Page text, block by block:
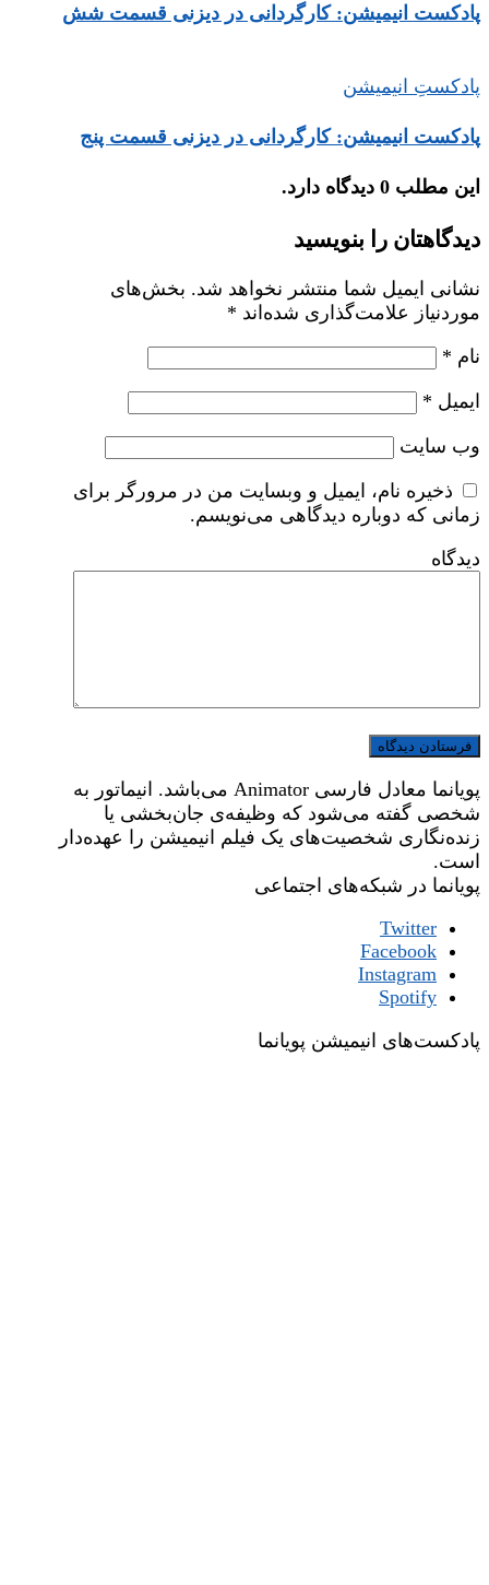
پادکست انیمیشن: کارگردانی در دیزنی قسمت شش
پادکستِ انیمیشن
پادکست انیمیشن: کارگردانی در دیزنی قسمت پنج
این مطلب 0 دیدگاه دارد.
دیدگاهتان را بنویسید
نشانی ایمیل شما منتشر نخواهد شد. بخش‌های
موردنیاز علامت‌گذاری شده‌اند *
نام *
ایمیل *
وب‌ سایت
ذخیره نام، ایمیل و وبسایت من در مرورگر برای
زمانی که دوباره دیدگاهی می‌نویسم.
دیدگاه
پویانما معادل فارسی Animator می‌باشد. انیماتور به
شخصی گفته می‌شود که وظیفه‌ی جان‌بخشی یا
زنده‌نگاری شخصیت‌های یک فیلم انیمیشن را عهده‌دار
است.
پویانما در شبکه‌های اجتماعی
Twitter
Facebook
Instagram
Spotify
پادکست‌های انیمیشن پویانما